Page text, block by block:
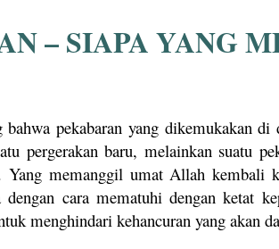
– SIAPA YANG
bahwa pekabaran yang dikemukakan
pergerakan baru, melainkan suatu
Yang memanggil umat Allah kembali
dengan cara mematuhi dengan ketat
menghindari kehancuran yang akan